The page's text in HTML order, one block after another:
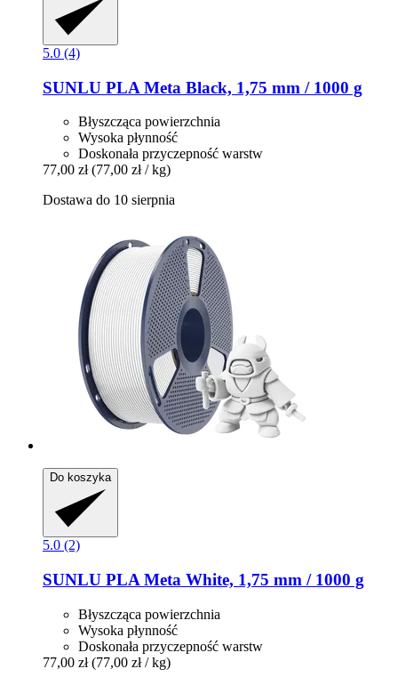
5.0 (4)
SUNLU PLA Meta Black, 1,75 mm / 1000 g
Błyszcząca powierzchnia
Wysoka płynność
Doskonała przyczepność warstw
77,00 zł (77,00 zł / kg)
Dostawa do 10 sierpnia
Do koszyka
5.0 (2)
SUNLU PLA Meta White, 1,75 mm / 1000 g
Błyszcząca powierzchnia
Wysoka płynność
Doskonała przyczepność warstw
77,00 zł (77,00 zł / kg)